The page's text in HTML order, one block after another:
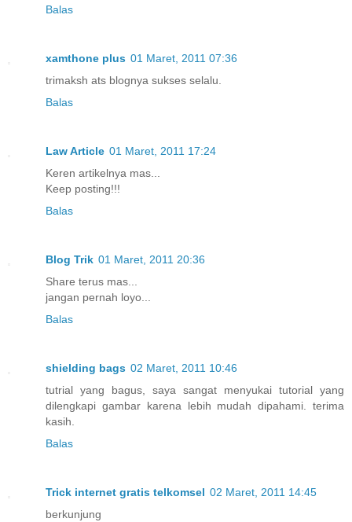
Balas
xamthone plus 01 Maret, 2011 07:36
trimaksh ats blognya sukses selalu.
Balas
Law Article 01 Maret, 2011 17:24
Keren artikelnya mas...
Keep posting!!!
Balas
Blog Trik 01 Maret, 2011 20:36
Share terus mas...
jangan pernah loyo...
Balas
shielding bags 02 Maret, 2011 10:46
tutrial yang bagus, saya sangat menyukai tutorial yang
dilengkapi gambar karena lebih mudah dipahami. terima
kasih.
Balas
Trick internet gratis telkomsel 02 Maret, 2011 14:45
berkunjung